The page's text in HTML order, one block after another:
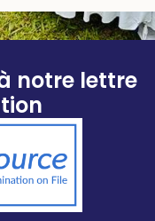
notre lettre